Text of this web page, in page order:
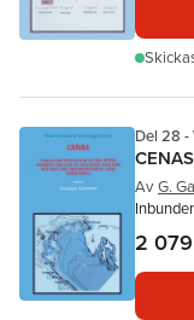
Del 28 -
CENAS
Av G.
2